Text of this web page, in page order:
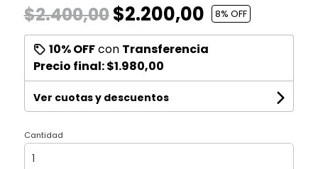
$2.400,00$2.200,00 8% OFF
10% OFFcon Transferencia
Precio final:$1.980,00
Ver cuotas y descuentos
Cantidad